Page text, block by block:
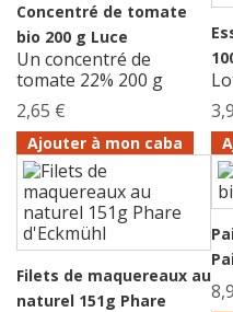
Concentré de tomate
bio 200 g Luce
Un concentré de
tomate 22% 200 g
2,65 €
Ajouter à mon caba
Filets de maquereaux au
naturel 151g Phare